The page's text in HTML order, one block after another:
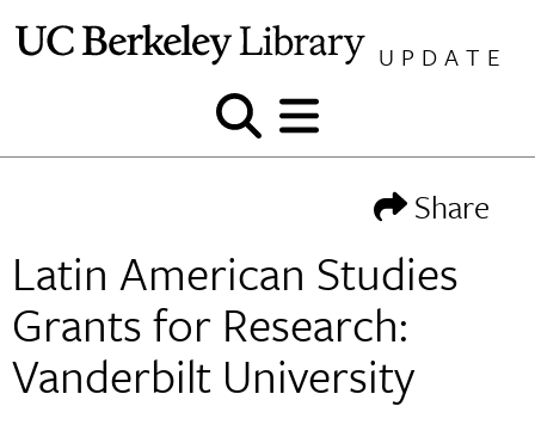
UPDATE
Show
and
Show
and
Share
Latin American Studies
Grants for Research:
Vanderbilt University